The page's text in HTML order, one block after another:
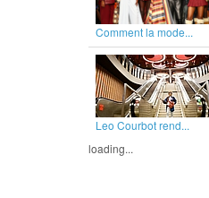
Comment la mode...
Leo Courbot rend...
loading...